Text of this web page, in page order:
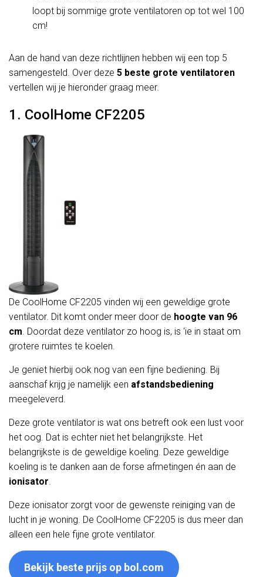
loopt bij sommige grote ventilatoren op tot wel 100
cm!
Aan de hand van deze richtlijnen hebben wij een top 5
samengesteld. Over deze 5 beste grote ventilatoren
vertellen wij je hieronder graag meer.
1. CoolHome CF2205
De CoolHome CF2205 vinden wij een geweldige grote
ventilator. Dit komt onder meer door de hoogte van 96
cm. Doordat deze ventilator zo hoog is, is ‘ie in staat om
grotere ruimtes te koelen.
Je geniet hierbij ook nog van een fijne bediening. Bij
aanschaf krijg je namelijk een afstandsbediening
meegeleverd.
Deze grote ventilator is wat ons betreft ook een lust voor
het oog. Dat is echter niet het belangrijkste. Het
belangrijkste is de geweldige koeling. Deze geweldige
koeling is te danken aan de forse afmetingen én aan de
ionisator.
Deze ionisator zorgt voor de gewenste reiniging van de
lucht in je woning. De CoolHome CF2205 is dus meer dan
alleen een hele fijne grote ventilator.
Bekijk beste prijs op bol.com